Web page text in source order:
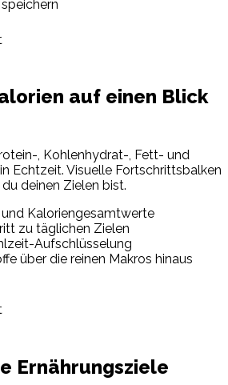
auf einen Blick
, Kohlenhydrat-, Fett- und
Echtzeit. Visuelle Fortschrittsbalken
deinen Zielen bist.
Kaloriengesamtwerte
zu täglichen Zielen
Aufschlüsselung
über die reinen Makros hinaus
Ernährungsziele